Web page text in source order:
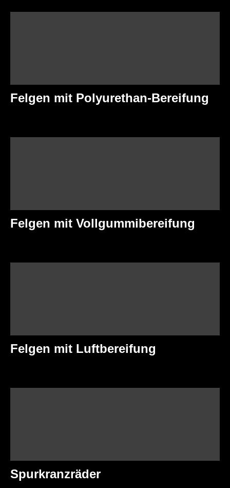
Felgen mit Polyurethan-Bereifung
Felgen mit Vollgummibereifung
Felgen mit Luftbereifung
Spurkranzräder